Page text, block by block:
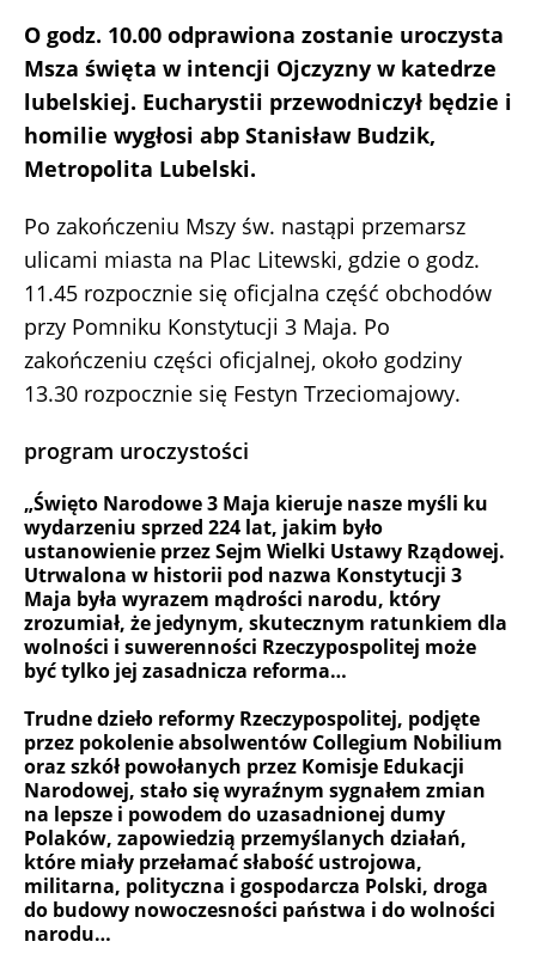
O godz. 10.00 odprawiona zostanie uroczysta
Msza święta w intencji Ojczyzny w katedrze
lubelskiej. Eucharystii przewodniczył będzie i
homilie wygłosi abp Stanisław Budzik,
Metropolita Lubelski.
Po zakończeniu Mszy św. nastąpi przemarsz
ulicami miasta na Plac Litewski, gdzie o godz.
11.45 rozpocznie się oficjalna część obchodów
przy Pomniku Konstytucji 3 Maja. Po
zakończeniu części oficjalnej, około godziny
13.30 rozpocznie się Festyn Trzeciomajowy.
program uroczystości
„Święto Narodowe 3 Maja kieruje nasze myśli ku
wydarzeniu sprzed 224 lat, jakim było
ustanowienie przez Sejm Wielki Ustawy Rządowej.
Utrwalona w historii pod nazwa Konstytucji 3
Maja była wyrazem mądrości narodu, który
zrozumiał, że jedynym, skutecznym ratunkiem dla
wolności i suwerenności Rzeczypospolitej może
być tylko jej zasadnicza reforma…
Trudne dzieło reformy Rzeczypospolitej, podjęte
przez pokolenie absolwentów Collegium Nobilium
oraz szkół powołanych przez Komisje Edukacji
Narodowej, stało się wyraźnym sygnałem zmian
na lepsze i powodem do uzasadnionej dumy
Polaków, zapowiedzią przemyślanych działań,
które miały przełamać słabość ustrojowa,
militarna, polityczna i gospodarcza Polski, droga
do budowy nowoczesności państwa i do wolności
narodu…